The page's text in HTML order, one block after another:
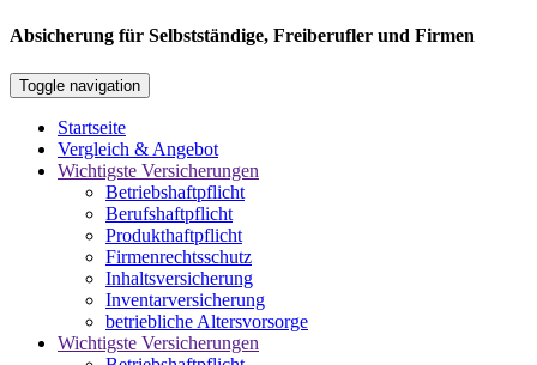
Absicherung für Selbstständige, Freiberufler und Firmen
Toggle navigation
Startseite
Vergleich & Angebot
Wichtigste Versicherungen
Betriebshaftpflicht
Berufshaftpflicht
Produkthaftpflicht
Firmenrechtsschutz
Inhaltsversicherung
Inventarversicherung
betriebliche Altersvorsorge
Wichtigste Versicherungen